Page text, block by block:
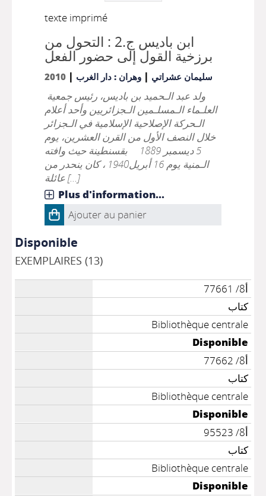
texte imprimé
ابن باديس ج.2 : التحول من
برزخية القول إلى حضور الفعل
سليمان عشراتي |وهران : دار الغرب |
2010
العلـماء الـمسلـمين الـجزائريين وأحد أعلام
الـحركة الإصلاحية الإسلامية في الـجزائر
خلال النصف الأول من القرن العشرين، يوم
5 ديسمبر 1889 بقسنطينة حيث وافته
الـمنية يوم 16 أبريل1940 ، كان ينحدر من
عائلة [...]
Plus d'information...
Ajouter au panier
Disponible
EXEMPLAIRES (13)
أ8/ 77661
كتاب
Bibliothèque centrale
Disponible
أ8/ 77662
كتاب
Bibliothèque centrale
Disponible
أ8/ 95523
كتاب
Bibliothèque centrale
Disponible